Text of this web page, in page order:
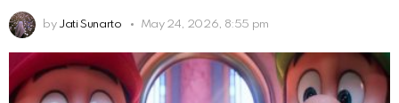
by Jati Sunarto May 24, 2026, 8:55 pm